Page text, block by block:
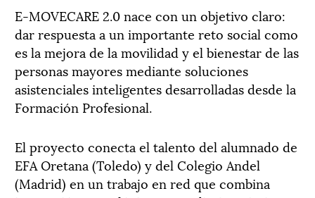
E-MOVECARE 2.0 nace con un objetivo claro:
dar respuesta a un importante reto social como
es la mejora de la movilidad y el bienestar de las
personas mayores mediante soluciones
asistenciales inteligentes desarrolladas desde la
Formación Profesional.
El proyecto conecta el talento del alumnado de
EFA Oretana (Toledo) y del Colegio Andel
(Madrid) en un trabajo en red que combina